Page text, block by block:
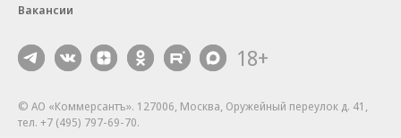
Вакансии
18+
© АО «Коммерсантъ». 127006, Москва, Оружейный переулок д. 41,
тел. +7 (495) 797-69-70.